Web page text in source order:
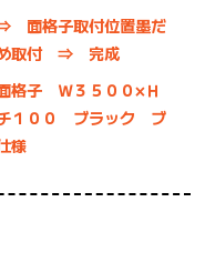
面格子取付位置墨だ
取付 ⇒ 完成
格子 Ｗ３５００×Ｈ
１００ ブラック ブ
様